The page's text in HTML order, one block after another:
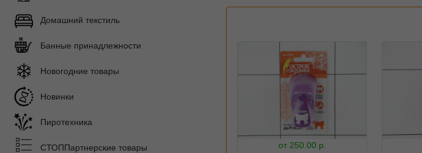
от 250.00 р.
Домашний текстиль
Банные принадлежности
Новогодние товары
Новинки
Пиротехника
СТОППартнерские товары